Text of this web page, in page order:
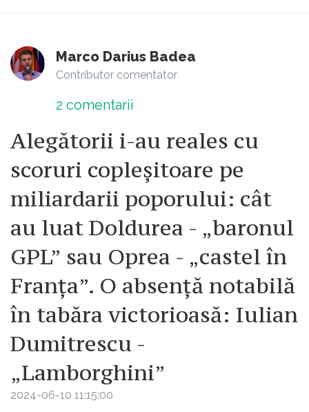
Marco Darius Badea
Contributor comentator
2 comentarii
Alegătorii i-au reales cu
scoruri copleșitoare pe
miliardarii poporului: cât
au luat Doldurea - „baronul
GPL” sau Oprea - „castel în
Franța”. O absență notabilă
în tabăra victorioasă: Iulian
Dumitrescu -
„Lamborghini”
2024-06-10 11:15:00